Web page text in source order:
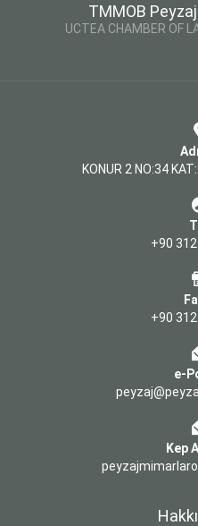
TMMOB
UCTEA CHAMBER OF
KONUR 2 NO:34
+90
+90
e-
Kep